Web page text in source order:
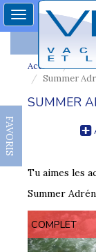
Toggle
navigation
FAVORIS
Accueil
Summer
SUMMER
Tu aimes les
Summer
COMPLET